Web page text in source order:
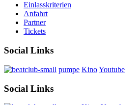
Einlasskriterien
Anfahrt
Partner
Tickets
Social Links
pumpe KinoYoutube
Social Links